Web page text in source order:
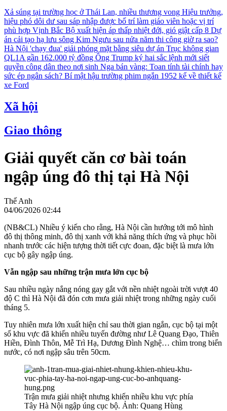
Xả súng tại trường học ở Thái Lan, nhiều thương vong Hiệu trưởng,
hiệu phó dôi dư sau sáp nhập được bố trí làm giáo viên hoặc vị trí
phù hợp Vịnh Bắc Bộ xuất hiện áp thấp nhiệt đới, gió giật cấp 8 Dự
án cải tạo hạ lưu sông Kim Ngưu sau nửa năm thi công giờ ra sao?
Hà Nội 'chạy đua' giải phóng mặt bằng siêu dự án Trục không gian
QL1A gần 162.000 tỷ đồng Ông Trump ký hai sắc lệnh mới siết
quyền công dân theo nơi sinh Nga bán vàng: Toan tính tài chính hay
sức ép ngân sách? Bí mật hậu trường phim ngắn 1952 kể về thiết kế
xe Ford
Xã hội
Giao thông
Giải quyết căn cơ bài toán
ngập úng đô thị tại Hà Nội
Thế Anh
04/06/2026 02:44
(NB&CL) Nhiều ý kiến cho rằng, Hà Nội cần hướng tới mô hình
đô thị thông minh, đô thị xanh với khả năng thích ứng và phục hồi
nhanh trước các hiện tượng thời tiết cực đoan, đặc biệt là mưa lớn
cục bộ gây ngập úng.
Vẫn ngập sau những trận mưa lớn cục bộ
Sau nhiều ngày nắng nóng gay gắt với nền nhiệt ngoài trời vượt 40
độ C thì Hà Nội đã đón cơn mưa giải nhiệt trong những ngày cuối
tháng 5.
Tuy nhiên mưa lớn xuất hiện chỉ sau thời gian ngắn, cục bộ tại một
số khu vực đã khiến nhiều tuyến đường như Lê Quang Đạo, Thiên
Hiền, Đình Thôn, Mễ Trì Hạ, Dương Đình Nghệ… chìm trong biển
nước, có nơi ngập sâu trên 50cm.
Trận mưa giải nhiệt nhưng khiến nhiều khu vực phía
Tây Hà Nội ngập úng cục bộ. Ảnh: Quang Hùng